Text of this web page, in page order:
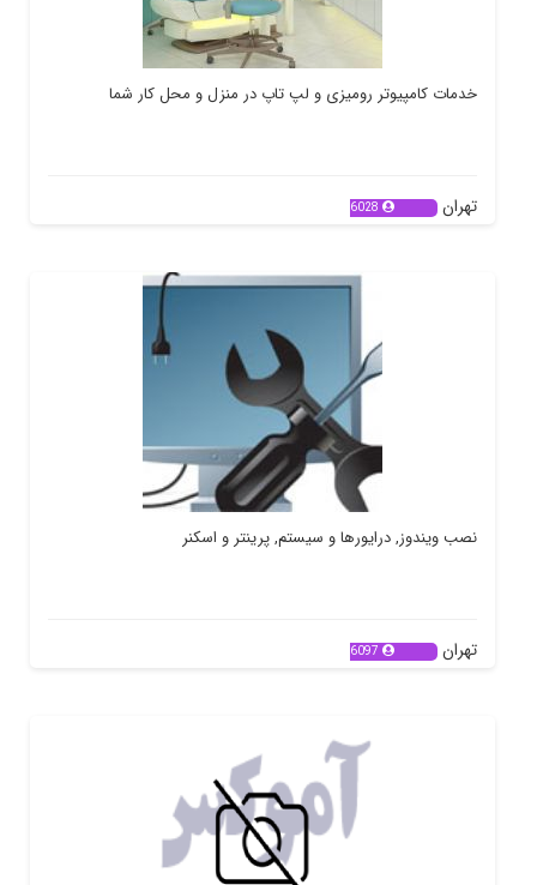
خدمات کامپیوتر رومیزی و لپ تاپ در منزل و محل کار شما
تهران 6028
نصب ویندوز, درایورها و سیستم, پرینتر و اسکنر
تهران 6097